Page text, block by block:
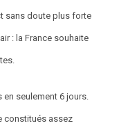
sans doute plus forte
: la France souhaite
seulement 6 jours.
constitués assez